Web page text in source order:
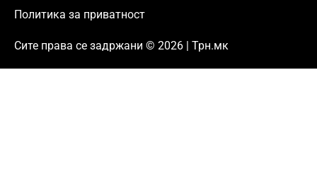
Политика за приватност
Сите права се задржани © 2026 | Трн.мк